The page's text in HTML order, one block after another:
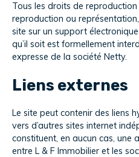
Tous les droits de reproduction
reproduction ou
site sur un support
qu’il soit est formellement
expresse de la société Netty.
Liens externes
Le site peut contenir des liens
vers d’autres sites internet
constituent, en aucun cas,
entre L & F Immobilier et les